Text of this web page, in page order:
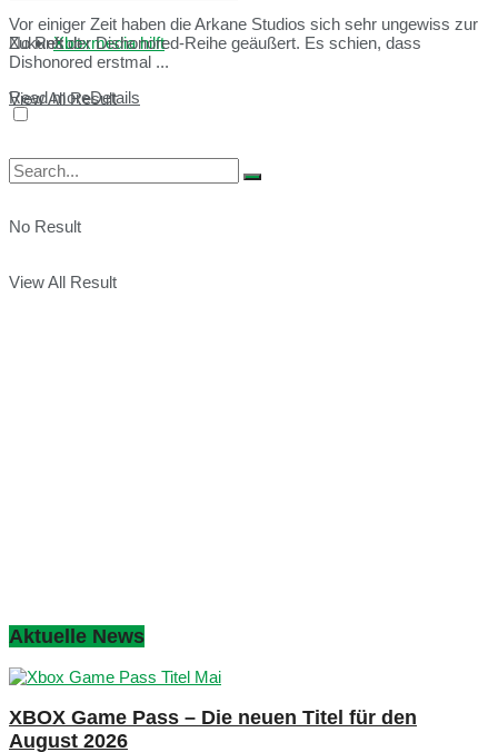
No Result
View All Result
Xboxmedia hilft
No Result
View All Result
Vor einiger Zeit haben die Arkane Studios sich sehr ungewiss zur
Zukunft der Dishonored-Reihe geäußert. Es schien, dass
Dishonored erstmal ...
Read moreDetails
Aktuelle News
XBOX Game Pass – Die neuen Titel für den
August 2026